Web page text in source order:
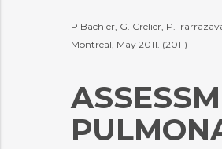
P Bächler, G. Crelier, P.
Montreal, May 2011. (2011)